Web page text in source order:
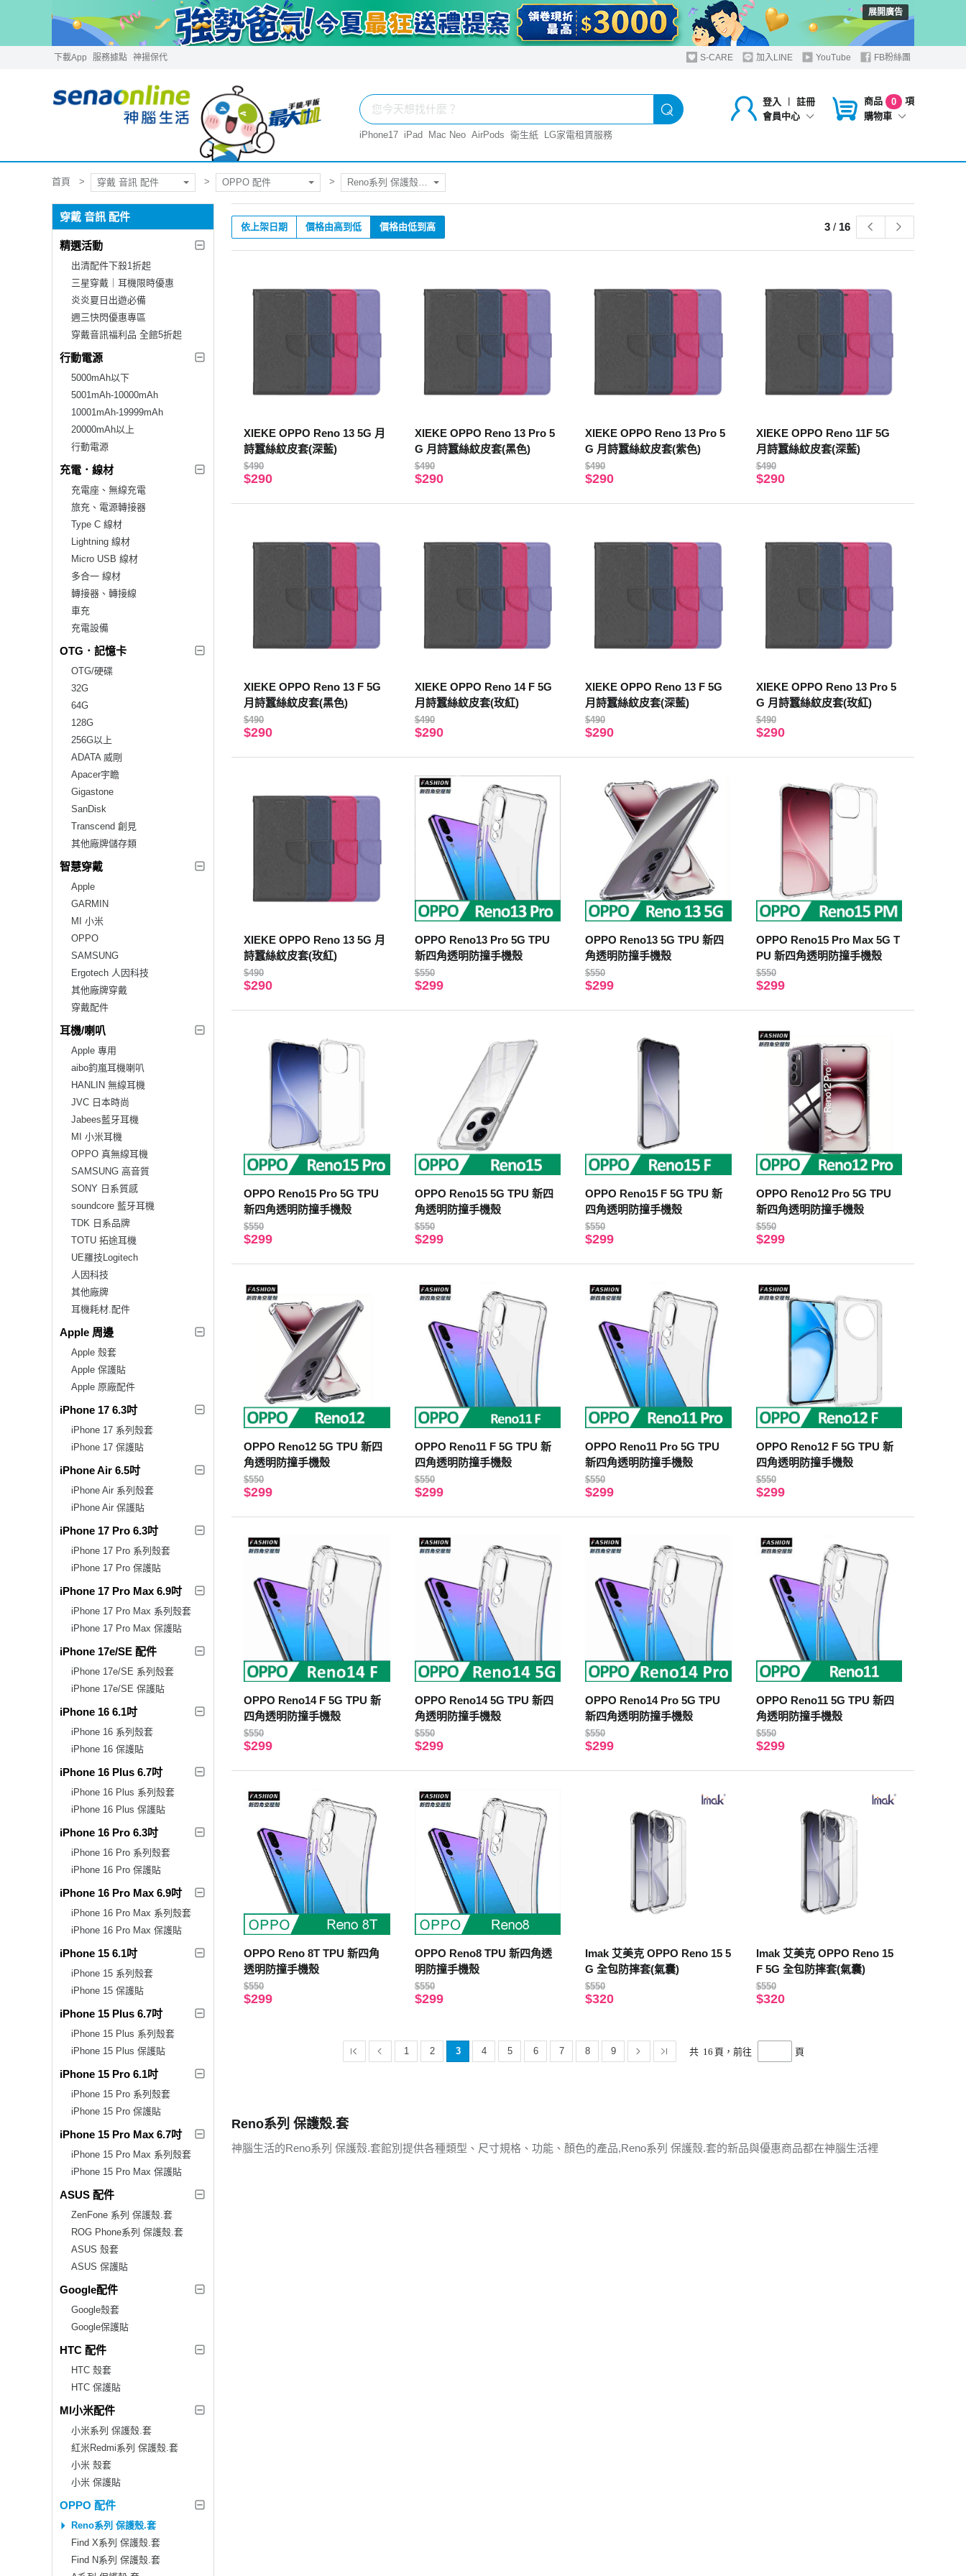
展開廣告
下載App 服務據點 神揚保代 S-CARE 加入LINE YouTube FB粉絲團
登入 ︱
註冊
會員中心
商品 0
項
購物車
iPhone17 iPad Mac Neo AirPods 衛生紙 LG家電租賃服務
首頁 穿戴 音訊 配件 OPPO 配件
穿戴 音訊 配件
精選活動
出清配件下殺1折起
三星穿戴｜耳機限時優惠
炎炎夏日出遊必備
週三快閃優惠專區
穿戴音訊福利品 全館5折起
行動電源
5000mAh以下
5001mAh-10000mAh
10001mAh-19999mAh
20000mAh以上
行動電源
充電．線材
充電座、無線充電
旅充、電源轉接器
Type C 線材
Lightning 線材
Micro USB 線材
多合一 線材
轉接器、轉接線
車充
充電設備
OTG．記憶卡
OTG/硬碟
32G
64G
128G
256G以上
ADATA 威剛
Apacer宇瞻
Gigastone
SanDisk
Transcend 創見
其他廠牌儲存類
智慧穿戴
Apple
GARMIN
MI 小米
OPPO
SAMSUNG
Ergotech 人因科技
其他廠牌穿戴
穿戴配件
耳機/喇叭
Apple 專用
aibo鈞嵐耳機喇叭
HANLIN 無線耳機
JVC 日本時尚
Jabees藍牙耳機
MI 小米耳機
OPPO 真無線耳機
SAMSUNG 高音質
SONY 日系質感
soundcore 藍牙耳機
TDK 日系品牌
TOTU 拓途耳機
UE羅技Logitech
人因科技
其他廠牌
耳機耗材.配件
Apple 周邊
Apple 殼套
Apple 保護貼
Apple 原廠配件
iPhone 17 6.3吋
iPhone 17 系列殼套
iPhone 17 保護貼
iPhone Air 6.5吋
iPhone Air 系列殼套
iPhone Air 保護貼
iPhone 17 Pro 6.3吋
iPhone 17 Pro 系列殼套
iPhone 17 Pro 保護貼
iPhone 17 Pro Max 6.9吋
iPhone 17 Pro Max 系列殼套
iPhone 17 Pro Max 保護貼
iPhone 17e/SE 配件
iPhone 17e/SE 系列殼套
iPhone 17e/SE 保護貼
iPhone 16 6.1吋
iPhone 16 系列殼套
iPhone 16 保護貼
iPhone 16 Plus 6.7吋
iPhone 16 Plus 系列殼套
iPhone 16 Plus 保護貼
iPhone 16 Pro 6.3吋
iPhone 16 Pro 系列殼套
iPhone 16 Pro 保護貼
iPhone 16 Pro Max 6.9吋
iPhone 16 Pro Max 系列殼套
iPhone 16 Pro Max 保護貼
iPhone 15 6.1吋
iPhone 15 系列殼套
iPhone 15 保護貼
iPhone 15 Plus 6.7吋
iPhone 15 Plus 系列殼套
iPhone 15 Plus 保護貼
iPhone 15 Pro 6.1吋
iPhone 15 Pro 系列殼套
iPhone 15 Pro 保護貼
iPhone 15 Pro Max 6.7吋
iPhone 15 Pro Max 系列殼套
iPhone 15 Pro Max 保護貼
ASUS 配件
ZenFone 系列 保護殼.套
ROG Phone系列 保護殼.套
ASUS 殼套
ASUS 保護貼
Google配件
Google殼套
Google保護貼
HTC 配件
HTC 殼套
HTC 保護貼
MI小米配件
小米系列 保護殼.套
紅米Redmi系列 保護殼.套
小米 殼套
小米 保護貼
OPPO 配件
Reno系列 保護殼.套
Find X系列 保護殼.套
Find N系列 保護殼.套
依上架日期 價格由高到低 價格由低到高 3 / 16
XIEKE OPPO Reno 13 5G 月
詩蠶絲紋皮套(深藍)
$490
$290
XIEKE OPPO Reno 13 Pro 5
G 月詩蠶絲紋皮套(黑色)
$490
$290
XIEKE OPPO Reno 13 Pro 5
G 月詩蠶絲紋皮套(紫色)
$490
$290
XIEKE OPPO Reno 11F 5G
月詩蠶絲紋皮套(深藍)
$490
$290
XIEKE OPPO Reno 13 F 5G
月詩蠶絲紋皮套(黑色)
$490
$290
XIEKE OPPO Reno 14 F 5G
月詩蠶絲紋皮套(玫紅)
$490
$290
XIEKE OPPO Reno 13 F 5G
月詩蠶絲紋皮套(深藍)
$490
$290
XIEKE OPPO Reno 13 Pro 5
G 月詩蠶絲紋皮套(玫紅)
$490
$290
XIEKE OPPO Reno 13 5G 月
詩蠶絲紋皮套(玫紅)
$490
$290
OPPO Reno13 Pro 5G TPU
新四角透明防撞手機殼
$550
$299
OPPO Reno13 5G TPU 新四
角透明防撞手機殼
$550
$299
OPPO Reno15 Pro Max 5G T
PU 新四角透明防撞手機殼
$550
$299
OPPO Reno15 Pro 5G TPU
新四角透明防撞手機殼
$550
$299
OPPO Reno15 5G TPU 新四
角透明防撞手機殼
$550
$299
OPPO Reno15 F 5G TPU 新
四角透明防撞手機殼
$550
$299
OPPO Reno12 Pro 5G TPU
新四角透明防撞手機殼
$550
$299
OPPO Reno12 5G TPU 新四
角透明防撞手機殼
$550
$299
OPPO Reno11 F 5G TPU 新
四角透明防撞手機殼
$550
$299
OPPO Reno11 Pro 5G TPU
新四角透明防撞手機殼
$550
$299
OPPO Reno12 F 5G TPU 新
四角透明防撞手機殼
$550
$299
OPPO Reno14 F 5G TPU 新
四角透明防撞手機殼
$550
$299
OPPO Reno14 5G TPU 新四
角透明防撞手機殼
$550
$299
OPPO Reno14 Pro 5G TPU
新四角透明防撞手機殼
$550
$299
OPPO Reno11 5G TPU 新四
角透明防撞手機殼
$550
$299
OPPO Reno 8T TPU 新四角
透明防撞手機殼
$550
$299
OPPO Reno8 TPU 新四角透
明防撞手機殼
$550
$299
Imak 艾美克 OPPO Reno 15 5
G 全包防摔套(氣囊)
$550
$320
Imak 艾美克 OPPO Reno 15
F 5G 全包防摔套(氣囊)
$550
$320
1 2 3 4 5 6 7 8 9 共 16 頁，前往 頁
Reno系列 保護殼.套
神腦生活的Reno系列 保護殼.套館別提供各種類型、尺寸規格、功能、顏色的產品,Reno系列 保護殼.套的新品與優惠商品都在神腦生活裡